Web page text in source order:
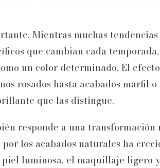
Mientras muchas
que cambian cada
un color determinado. El
rosados hasta acabados marfil o
que las distingue.
responde a una transformación
los acabados naturales ha
luminosa, el maquillaje ligero